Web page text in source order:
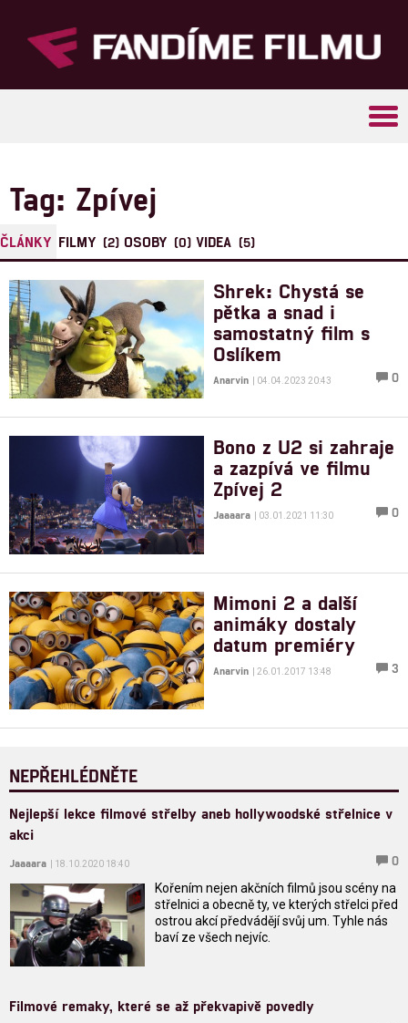
Tag: Zpívej
ČLÁNKY FILMY (2) OSOBY (0) VIDEA (5)
Shrek: Chystá se
pětka a snad i
samostatný film s
Oslíkem
Anarvin | 04.04.2023 20:43 0
Bono z U2 si zahraje
a zazpívá ve filmu
Zpívej 2
Jaaaara | 03.01.2021 11:30 0
Mimoni 2 a další
animáky dostaly
datum premiéry
Anarvin | 26.01.2017 13:48 3
NEPŘEHLÉDNĚTE
Nejlepší lekce filmové střelby aneb hollywoodské střelnice v
akci
Jaaaara | 18.10.2020 18:40
0
Kořením nejen akčních filmů jsou scény na
střelnici a obecně ty, ve kterých střelci před
ostrou akcí předvádějí svůj um. Tyhle nás
baví ze všech nejvíc.
Filmové remaky, které se až překvapivě povedly